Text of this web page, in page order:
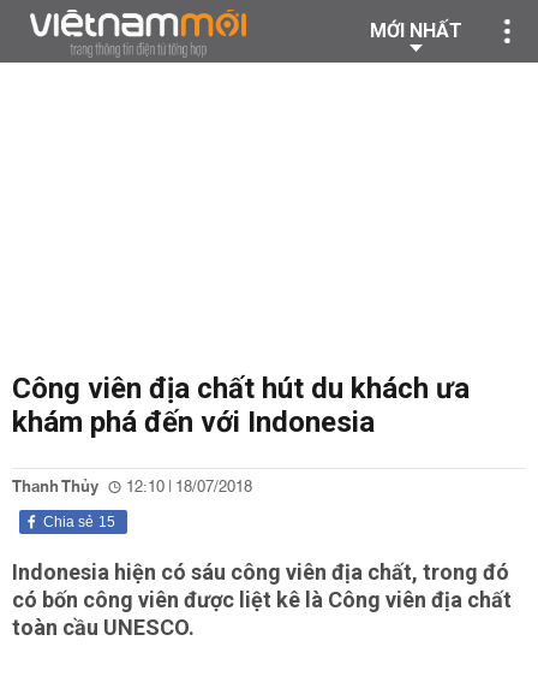
MỚI NHẤT
Công viên địa chất hút du khách ưa
khám phá đến với Indonesia
Thanh Thủy 12:10 | 18/07/2018
15
Chia sẻ
Indonesia hiện có sáu công viên địa chất, trong đó
có bốn công viên được liệt kê là Công viên địa chất
toàn cầu UNESCO.